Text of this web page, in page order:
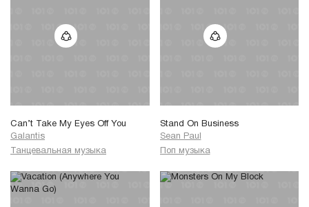
Can’t Take My Eyes Off You
Galantis
Танцевальная музыка
Stand On Business
Sean Paul
Поп музыка